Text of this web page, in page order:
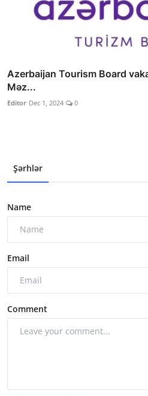
Azerbaijan Tourism Board
Məz...
Editor Dec 1, 2024 0
Şərhlər
Name
Email
Comment